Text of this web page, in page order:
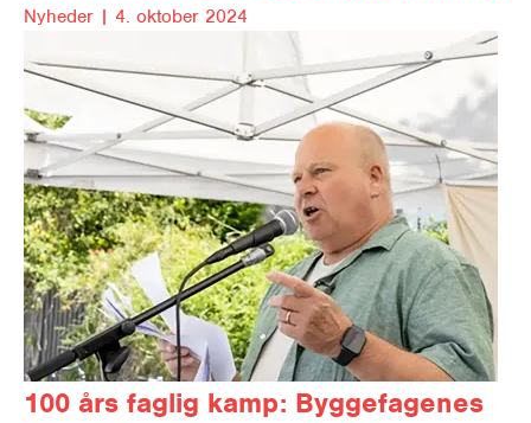
Nyheder | 4. oktober 2024
100 års faglig kamp: Byggefagenes